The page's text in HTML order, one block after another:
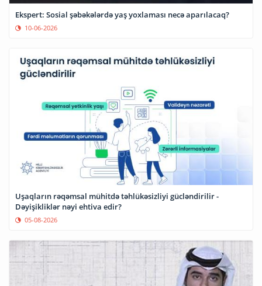
Ekspert: Sosial şəbəkələrdə yaş yoxlaması necə aparılacaq?
10-06-2026
Uşaqların rəqəmsal mühitdə təhlükəsizliyi gücləndirilir -
Dəyişikliklər nəyi ehtiva edir?
05-08-2026